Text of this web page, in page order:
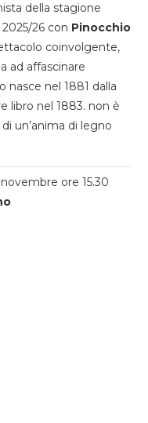
della stagione
26 con Pinocchio
coinvolgente,
ad affascinare
nel 1881 dalla
libro nel 1883. non è
un’anima di legno
ore 15.30